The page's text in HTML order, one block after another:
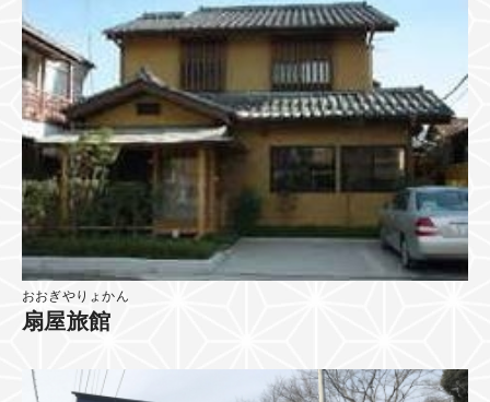
おおぎやりょかん
扇屋旅館